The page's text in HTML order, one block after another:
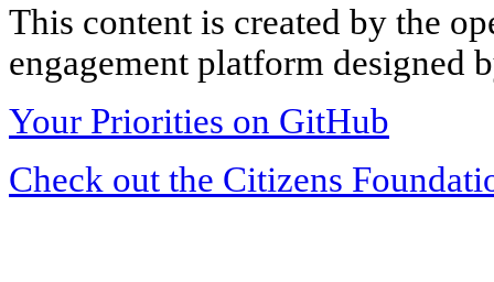
This content is created by the
engagement platform designed
Your Priorities on GitHub
Check out the Citizens